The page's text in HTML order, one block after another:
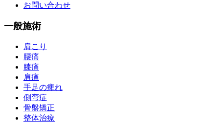
お問い合わせ
一般施術
肩こり
腰痛
膝痛
肩痛
手足の痺れ
側弯症
骨盤矯正
整体治療